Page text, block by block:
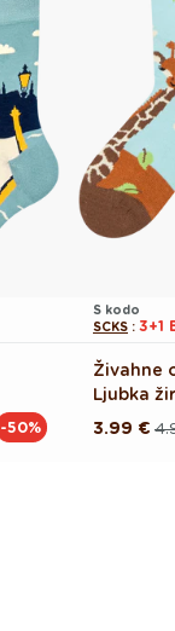
-50%
S kodo
SCKS : 3+1
Živahne
Ljubka
Redna
Akcijska
3.99 €